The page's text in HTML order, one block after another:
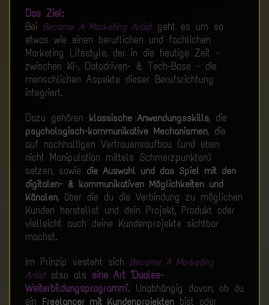
Das Ziel:
Bei Become A Marketing Artistgeht es um so
etwas wie einen beruflichen und fachlichen
Marketing Lifestyle, der in die heutige Zeit -
zwischen KI-, Datadriven- & Tech-Base - die
menschlichen Aspekte dieser Berufsrichtung
integriert.
Dazu gehören klassische Anwendungsskills, die
psychologisch-kommunikative Mechanismen, die
auf nachhaltigen Vertrauensaufbau (und eben
nicht Manipulation mittels Schmerzpunkten)
setzen, sowie die Auswahl und das Spiel mit den
digitalen- & kommunikativen Möglichkeiten und
Känalen, über die du die Verbindung zu möglichen
Kunden herstellst und dein Projekt, Produkt oder
vielleicht auch deine Kundenprojekte sichtbar
machst.
Im Prinzip vesteht sich Become A Marketing
Artistalso als eine Art "Duales-
Weiterbildungsprogramm". Unabhängig davon, ob du
ein Freelancer mit Kundenprojekten bist oder